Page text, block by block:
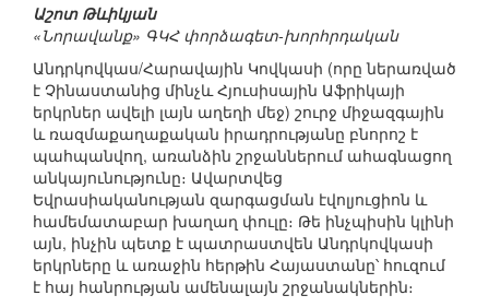
Աշոտ Թևիկյան
«Նորավանք» ԳԿՀ փորձագետ-խորհրդական
Անդրկովկաս/Հարավային Կովկասի (որը ներառված
է Չինաստանից մինչև Հյուսիսային Աֆրիկայի
երկրներ ավելի լայն աղեղի մեջ) շուրջ միջազգային
և ռազմաքաղաքական իրադրությանը բնորոշ է
պահպանվող, առանձին շրջաններում ահագնացող
անկայունությունը։ Ավարտվեց
Եվրասիականության զարգացման էվոլյուցիոն և
համեմատաբար խաղաղ փուլը։ Թե ինչպիսին կլինի
այն, ինչին պետք է պատրաստվեն Անդրկովկասի
երկրները և առաջին հերթին Հայաստանը՝ հուզում
է հայ հանրության ամենալայն շրջանակներին։